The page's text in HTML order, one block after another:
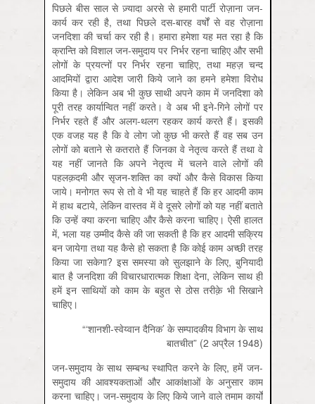
पिछले बीस साल से ज़्यादा अरसे से हमारी पार्टी रोज़ाना जन-
कार्य कर रही है, तथा पिछले दस-बारह वर्षों से वह रोज़ाना
जनदिशा की चर्चा कर रही है। हमारा हमेशा यह मत रहा है कि
क्रान्ति को विशाल जन-समुदाय पर निर्भर रहना चाहिए और सभी
लोगों के प्रयत्नों पर निर्भर रहना चाहिए, तथा महज़ चन्द
आदमियों द्वारा आदेश जारी किये जाने का हमने हमेशा विरोध
किया है। लेकिन अब भी कुछ साथी अपने काम में जनदिशा को
पूरी तरह कार्यान्वित नहीं करते। वे अब भी इने-गिने लोगों पर
निर्भर रहते हैं और अलग-थलग रहकर कार्य करते हैं। इसकी
एक वजह यह है कि वे लोग जो कुछ भी करते हैं वह सब उन
लोगों को बताने से कतराते हैं जिनका वे नेतृत्व करते हैं तथा वे
यह नहीं जानते कि अपने नेतृत्व में चलने वाले लोगों की
पहलक़दमी और सृजन-शक्ति का क्यों और कैसे विकास किया
जाये। मनोगत रूप से तो वे भी यह चाहते हैं कि हर आदमी काम
में हाथ बटाये, लेकिन वास्तव में वे दूसरे लोगों को यह नहीं बताते
कि उन्हें क्या करना चाहिए और कैसे करना चाहिए। ऐसी हालत
में, भला यह उम्मीद कैसे की जा सकती है कि हर आदमी सक्रिय
बन जायेगा तथा यह कैसे हो सकता है कि कोई काम अच्छी तरह
किया जा सकेगा? इस समस्या को सुलझाने के लिए, बुनियादी
बात है जनदिशा की विचारधारात्मक शिक्षा देना, लेकिन साथ ही
हमें इन साथियों को काम के बहुत से ठोस तरीक़े भी सिखाने
चाहिए।
“‘शानशी-स्वेय्वान दैनिक’ के सम्पादकीय विभाग के साथ
बातचीत” (2 अप्रैल 1948)
जन-समुदाय के साथ सम्बन्ध स्थापित करने के लिए, हमें जन-
समुदाय की आवश्यकताओं और आकांक्षाओं के अनुसार काम
करना चाहिए। जन-समुदाय के लिए किये जाने वाले तमाम कार्यों